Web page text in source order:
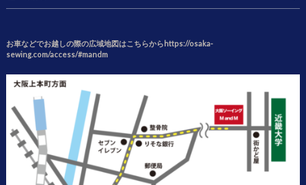
お車などでお越しの際の広域地図はこちらからhttps://osaka-
sewing.com/access/#mandm